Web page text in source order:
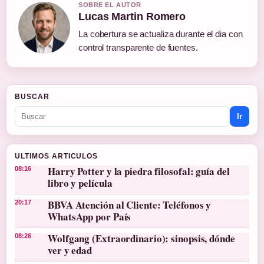
SOBRE EL AUTOR
Lucas Martin Romero
La cobertura se actualiza durante el dia con
control transparente de fuentes.
BUSCAR
Ir
ULTIMOS ARTICULOS
08:16
Harry Potter y la piedra filosofal: guía del
libro y película
20:17
BBVA Atención al Cliente: Teléfonos y
WhatsApp por País
08:26
Wolfgang (Extraordinario): sinopsis, dónde
ver y edad